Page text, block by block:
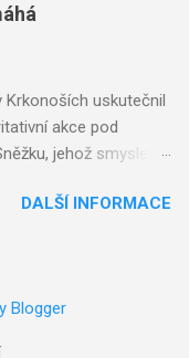
Krkonoších uskutečnil
akce pod
jehož smyslem
dobré věci v podobě
na Sněžku…“ Běžce
DALŠÍ INFORMACE
Blogger